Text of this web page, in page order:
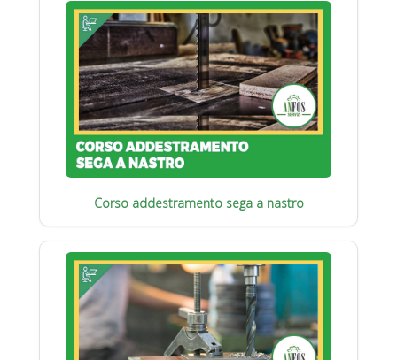
Corso addestramento sega a nastro